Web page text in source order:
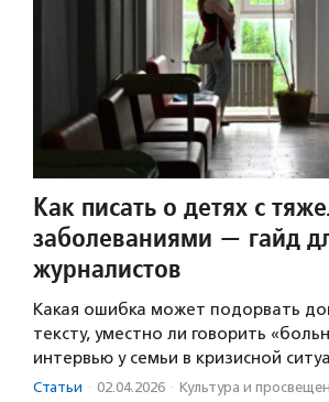
Как писать о детях с
заболеваниями — гайд
журналистов
Какая ошибка может подорвать
тексту, уместно ли говорить
интервью у семьи в кризисной
Статьи · 02.04.2026 · Культура и